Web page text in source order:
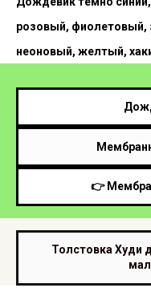
розовый, фиолетовый,
неоновый, желтый,
👉
Толстовка Худи